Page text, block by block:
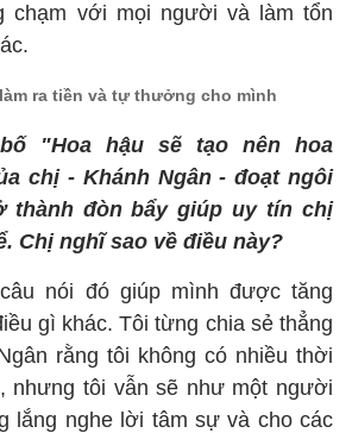
chạm với mọi người và làm tổn
ra tiền và tự thưởng cho mình
"Hoa hậu sẽ tạo nên hoa
chị - Khánh Ngân - đoạt ngôi
thành đòn bẩy giúp uy tín chị
Chị nghĩ sao về điều này?
nói đó giúp mình được tăng
gì khác. Tôi từng chia sẻ thẳng
rằng tôi không có nhiều thời
nhưng tôi vẫn sẽ như một người
lắng nghe lời tâm sự và cho các